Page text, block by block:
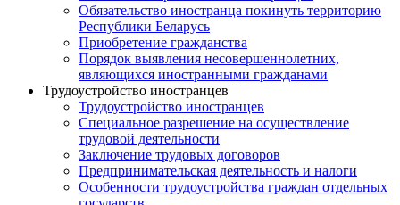
Обязательство иностранца покинуть территорию
Республики Беларусь
Приобретение гражданства
Порядок выявления несовершеннолетних,
являющихся иностранными гражданами
Трудоустройство иностранцев
Трудоустройство иностранцев
Специальное разрешение на осуществление
трудовой деятельности
Заключение трудовых договоров
Предпринимательская деятельность и налоги
Особенности трудоустройства граждан отдельных